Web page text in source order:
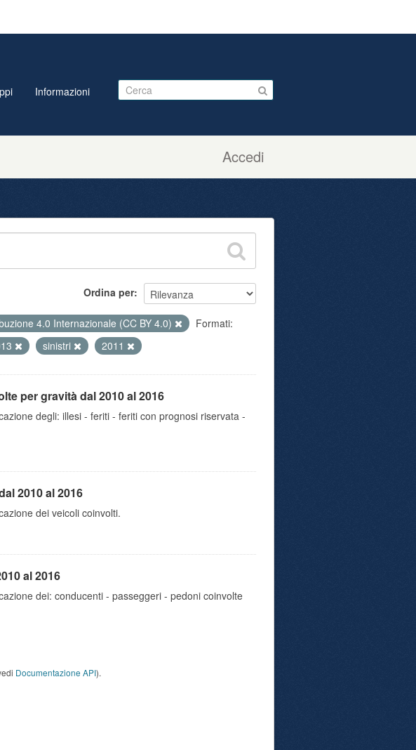
Accedi
Informazioni
Ordina per
4.0 Internazionale (CC BY 4.0)
Formati:
sinistri 2011
per gravità dal 2010 al 2016
degli: illesi - feriti - feriti con prognosi riservata -
2010 al 2016
dei veicoli coinvolti.
al 2016
dei: conducenti - passeggeri - pedoni coinvolte
Documentazione API).